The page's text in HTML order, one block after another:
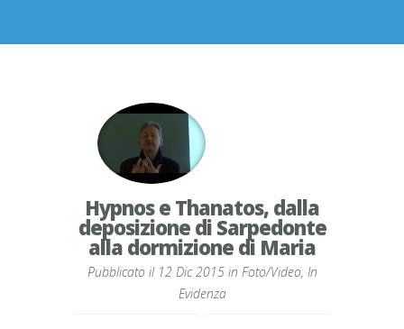
Hypnos e Thanatos, dalla
deposizione di Sarpedonte
alla dormizione di Maria
Pubblicato il 12 Dic 2015 in Foto/Video, In
Evidenza